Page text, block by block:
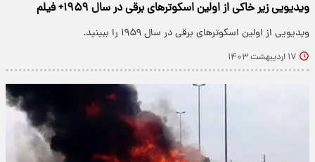
ویدیویی زیر خاکی از اولین اسکوترهای برقی در سال ۱۹۵۹+ فیلم
ویدیویی از اولین اسکوترهای برقی در سال ۱۹۵۹ را ببینید.
۱۷ اردیبهشت ۱۴۰۳